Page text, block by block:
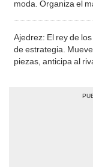
moda. Organiza el
Ajedrez: El rey de
de estrategia.
piezas, anticipa al